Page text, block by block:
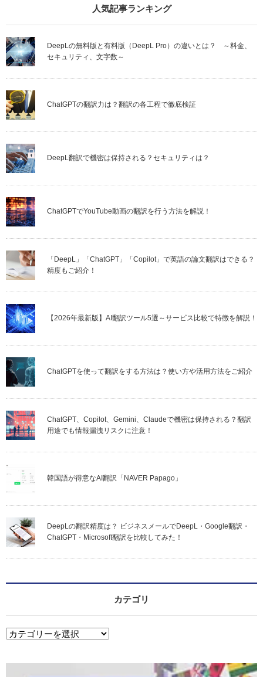
人気記事ランキング
DeepLの無料版と有料版（DeepL Pro）の違いとは？ ～料金、
セキュリティ、文字数～
ChatGPTの翻訳力は？翻訳の各工程で徹底検証
DeepL翻訳で機密は保持される？セキュリティは？
ChatGPTでYouTube動画の翻訳を行う方法を解説！
「DeepL」「ChatGPT」「Copilot」で英語の論文翻訳はできる？
精度もご紹介！
【2026年最新版】AI翻訳ツール5選～サービス比較で特徴を解説！
ChatGPTを使って翻訳をする方法は？使い方や活用方法をご紹介
ChatGPT、Copilot、Gemini、Claudeで機密は保持される？翻訳
用途でも情報漏洩リスクに注意！
韓国語が得意なAI翻訳「NAVER Papago」
DeepLの翻訳精度は？ ビジネスメールでDeepL・Google翻訳・
ChatGPT・Microsoft翻訳を比較してみた！
カテゴリ